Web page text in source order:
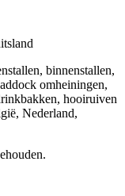
binnenstallen,
omheiningen,
hooiruiven
Nederland,